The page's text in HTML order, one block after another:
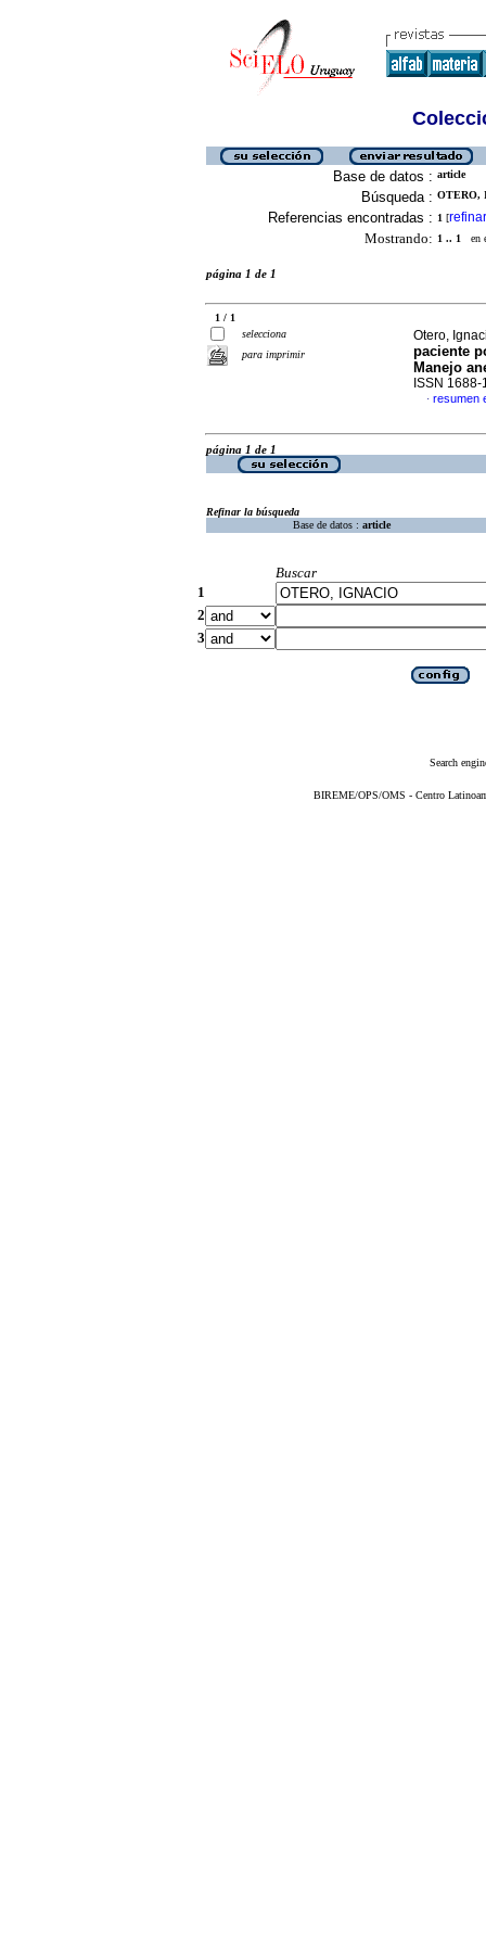
Base de datos : article
Búsqueda : OTERO,
Referencias encontradas : 1 [refinar
Mostrando: 1 .. 1 en
página 1 de 1
1 / 1
selecciona
para imprimir
Otero,
paciente
Manejo
ISSN 1688-
· resumen
página 1 de 1
Refinar la búsqueda
Base de datos : article
Buscar
1
2
3
Search
BIREME/OPS/OMS - Centro